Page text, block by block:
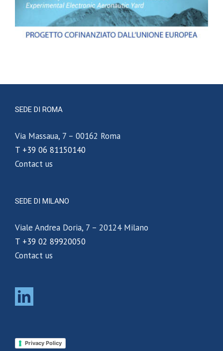
SEDE DI ROMA
Via Massaua, 7 – 00162 Roma
T +39 06 81150140
Contact us
SEDE DI MILANO
Viale Andrea Doria, 7 – 20124 Milano
T +39 02 89920050
Contact us
Privacy Policy